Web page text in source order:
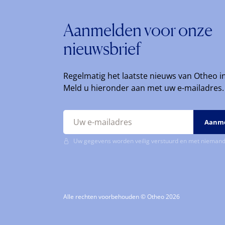
Aanmelden voor onze
nieuwsbrief
Regelmatig het laatste nieuws van Otheo
Meld u hieronder aan met uw e-mailadres.
Uw gegevens worden veilig verstuurd en met
Alle rechten voorbehouden © Otheo 2026